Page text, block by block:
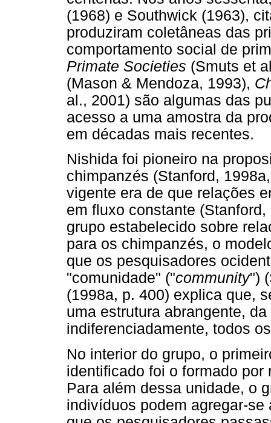
(1968) e Southwick (1963),
produziram coletâneas das
comportamento social de
Primate Societies (Smuts et
(Mason & Mendoza, 1993),
al., 2001) são algumas das
acesso a uma amostra da
em décadas mais recentes.
Nishida foi pioneiro na
chimpanzés (Stanford,
vigente era de que relações
em fluxo constante
grupo estabelecido sobre
para os chimpanzés, o
que os pesquisadores
"comunidade" ("community")
(1998a, p. 400) explica que,
uma estrutura abrangente,
indiferenciadamente, todos
No interior do grupo, o
identificado foi o formado
Para além dessa unidade, o
indivíduos podem agregar-